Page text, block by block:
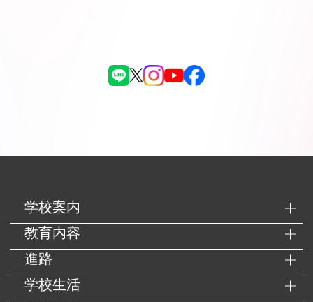
学校案内
教育内容
進路
学校生活